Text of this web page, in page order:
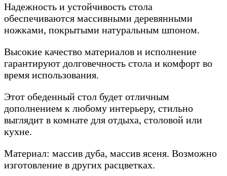
Надежность и устойчивость стола
обеспечиваются массивными деревянными
ножками, покрытыми натуральным шпоном.
Высокие качество материалов и исполнение
гарантируют долговечность стола и комфорт во
время использования.
Этот обеденный стол будет отличным
дополнением к любому интерьеру, стильно
выглядит в комнате для отдыха, столовой или
кухне.
Материал: массив дуба, массив ясеня. Возможно
изготовление в других расцветках.